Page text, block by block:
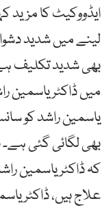
ایڈووکیٹ کا مزید
لینے میں شدید
بھی شدید تکلیف
میں ڈاکٹر یاسمین
یاسمین راشد کو
بھی لگائی گئی ہے۔
کہ ڈاکٹر یاسمین
علاج ہیں، ڈاکٹر